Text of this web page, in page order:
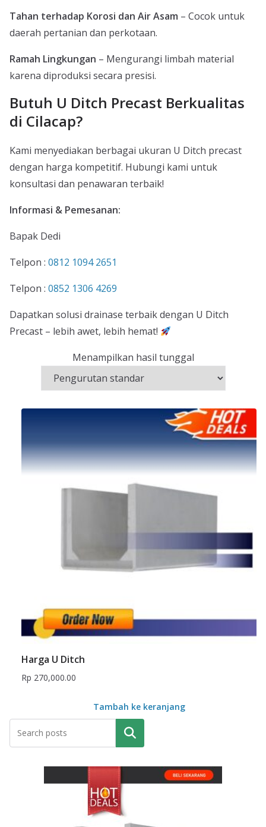
Tahan terhadap Korosi dan Air Asam – Cocok untuk
daerah pertanian dan perkotaan.
Ramah Lingkungan – Mengurangi limbah material
karena diproduksi secara presisi.
Butuh U Ditch Precast Berkualitas
di Cilacap?
Kami menyediakan berbagai ukuran U Ditch precast
dengan harga kompetitif. Hubungi kami untuk
konsultasi dan penawaran terbaik!
Informasi & Pemesanan:
Bapak Dedi
Telpon : 0812 1094 2651
Telpon : 0852 1306 4269
Dapatkan solusi drainase terbaik dengan U Ditch
Precast – lebih awet, lebih hemat!
Menampilkan hasil tunggal
Harga U Ditch
Rp 270,000.00
Tambah ke keranjang
Pencarian